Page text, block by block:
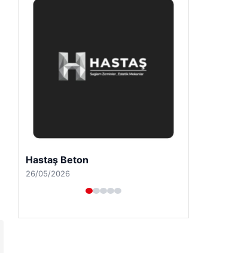
Prenses Night Club
29/04/2026